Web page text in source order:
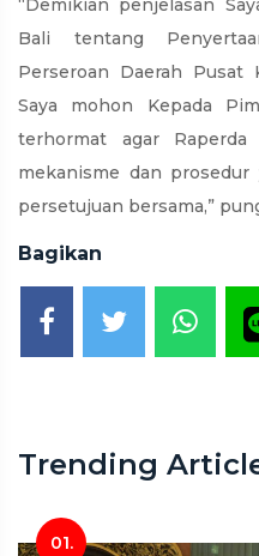
“Demikian penjelasan
Bali tentang
Perseroan Daerah Pusat
Saya mohon Kepada
terhormat agar
mekanisme dan
persetujuan bersama,”
Bagikan
Trending
01.